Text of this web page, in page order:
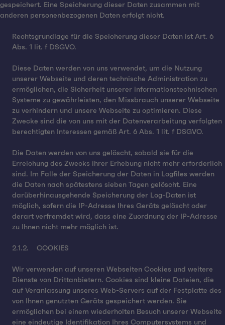
gespeichert. Eine Speicherung dieser Daten zusammen mit
anderen personenbezogenen Daten erfolgt nicht.
Rechtsgrundlage für die Speicherung dieser Daten ist Art. 6
Abs. 1 lit. f DSGVO.
Diese Daten werden von uns verwendet, um die Nutzung
unserer Webseite und deren technische Administration zu
ermöglichen, die Sicherheit unserer informationstechnischen
Systeme zu gewährleisten, den Missbrauch unserer Webseite
zu verhindern und unsere Webseite zu optimieren. Diese
Zwecke sind die von uns mit der Datenverarbeitung verfolgten
berechtigten Interessen gemäß Art. 6 Abs. 1 lit. f DSGVO.
Die Daten werden von uns gelöscht, sobald sie für die
Erreichung des Zwecks ihrer Erhebung nicht mehr erforderlich
sind. Im Falle der Speicherung der Daten in Logfiles werden
die Daten nach spätestens sieben Tagen gelöscht. Eine
darüberhinausgehende Speicherung der Log-Daten ist
möglich, sofern die IP-Adresse Ihres Geräts gelöscht oder
derart verfremdet wird, dass eine Zuordnung der IP-Adresse
zu Ihnen nicht mehr möglich ist.
2.1.2. COOKIES
Wir verwenden auf unseren Webseiten Cookies und weitere
Dienste von Drittanbietern. Cookies sind kleine Dateien, die
auf Veranlassung unseres Web-Servers auf der Festplatte des
von Ihnen genutzten Geräts gespeichert werden. Sie
ermöglichen bei einem wiederholten Besuch unserer Webseite
eine eindeutige Identifikation Ihres Computersystems und